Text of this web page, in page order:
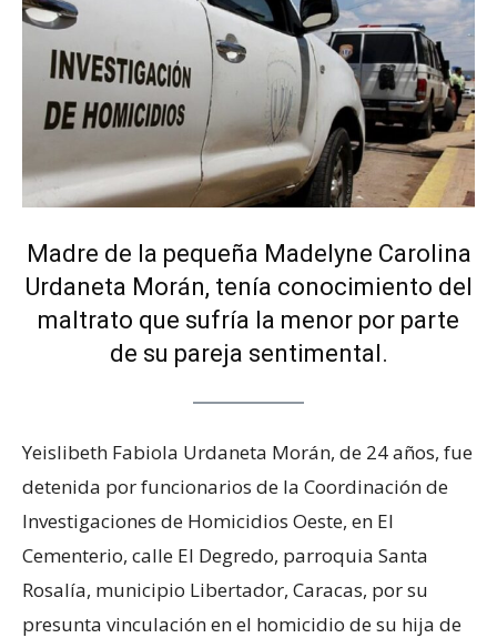
Madre de la pequeña Madelyne Carolina
Urdaneta Morán, tenía conocimiento del
maltrato que sufría la menor por parte
de su pareja sentimental.
Yeislibeth Fabiola Urdaneta Morán, de 24 años, fue
detenida por funcionarios de la Coordinación de
Investigaciones de Homicidios Oeste, en El
Cementerio, calle El Degredo, parroquia Santa
Rosalía, municipio Libertador, Caracas, por su
presunta vinculación en el homicidio de su hija de